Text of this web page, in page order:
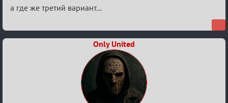
а где же третий вариант...
Only United